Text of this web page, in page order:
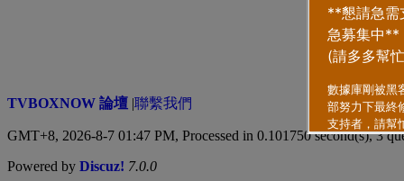
TVBOXNOW 論壇 |聯繫我們
GMT+8, 2026-8-7 01:47 PM, Processed in 0.101750 second(s), 3
Powered by Discuz! 7.0.0